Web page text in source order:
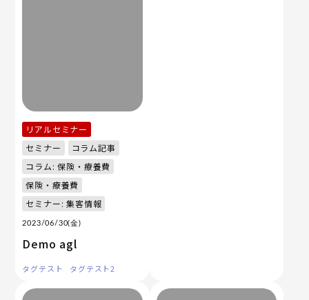
リアルセミナー
セミナー
コラム記事
コラム: 保険・療養費
保険・療養費
セミナー: 集客情報
2023/06/30(金)
Demo agl
タグテスト タグテスト2